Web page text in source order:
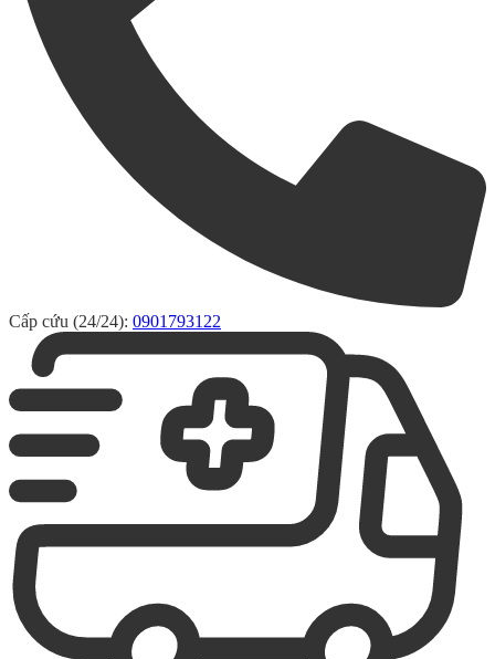
Cấp cứu (24/24): 0901793122